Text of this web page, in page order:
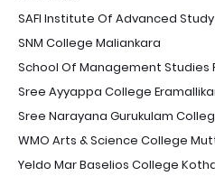
SAFI Institute Of Advanced
SNM College Maliankara
School Of Management Studies
Sree Ayyappa College
Sree Narayana Gurukulam
WMO Arts & Science College
Yeldo Mar Baselios College